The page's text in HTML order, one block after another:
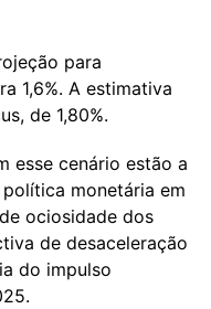
para
1,6%. A estimativa
de 1,80%.
esse cenário estão a
monetária em
ociosidade dos
de desaceleração
do impulso